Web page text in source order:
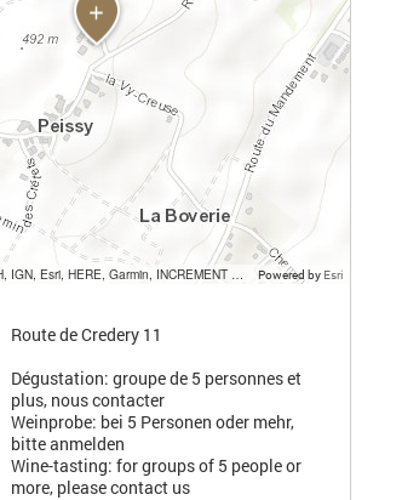
SITG - State of Geneva-CH, IGN, Esri, HERE, Garmin, INCREMENT P, USGS, METI/NASA Powered by Esri
Route de Credery 11
Dégustation: groupe de 5 personnes et
plus, nous contacter
Weinprobe: bei 5 Personen oder mehr,
bitte anmelden
Wine-tasting: for groups of 5 people or
more, please contact us